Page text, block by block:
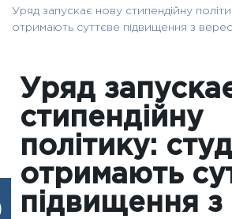
Уряд запускає нову стипендійну
отримають суттєве підвищення з
Уряд
стипендійну
політику:
отримають
підвищення з